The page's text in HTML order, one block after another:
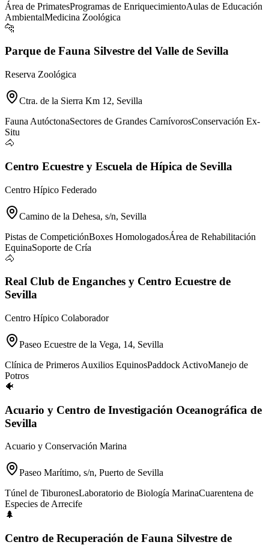
Área de PrimatesProgramas de EnriquecimientoAulas de Educación
AmbientalMedicina Zoológica
🐆
Parque de Fauna Silvestre del Valle de Sevilla
Reserva Zoológica
Ctra. de la Sierra Km 12, Sevilla
Fauna AutóctonaSectores de Grandes CarnívorosConservación Ex-
Situ
🐴
Centro Ecuestre y Escuela de Hípica de Sevilla
Centro Hípico Federado
Camino de la Dehesa, s/n, Sevilla
Pistas de CompeticiónBoxes HomologadosÁrea de Rehabilitación
EquinaSoporte de Cría
🐴
Real Club de Enganches y Centro Ecuestre de
Sevilla
Centro Hípico Colaborador
Paseo Ecuestre de la Vega, 14, Sevilla
Clínica de Primeros Auxilios EquinosPaddock ActivoManejo de
Potros
🐠
Acuario y Centro de Investigación Oceanográfica de
Sevilla
Acuario y Conservación Marina
Paseo Marítimo, s/n, Puerto de Sevilla
Túnel de TiburonesLaboratorio de Biología MarinaCuarentena de
Especies de Arrecife
🌲
Centro de Recuperación de Fauna Silvestre de